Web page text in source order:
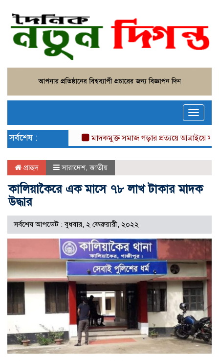
Toggle
সর্বশেষ : মাদকমুক্ত সমাজ গড়ার প্রত্যয়ে আত্রাইয়ে সুপার
প্রচ্ছদ সারাদেশ,জাতীয়
কালিয়াকৈরে এক মাসে ৭৮ লাখ টাকার মাদক
উদ্ধার
সর্বশেষ আপডেট : বুধবার, ২ ফেব্রুয়ারী, ২০২২